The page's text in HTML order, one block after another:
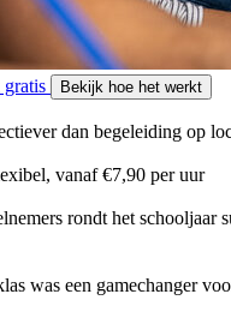
gratis Bekijk hoe het werkt
dan begeleiding op
vanaf €7,90 per uur
rondt het schooljaar
was een gamechanger